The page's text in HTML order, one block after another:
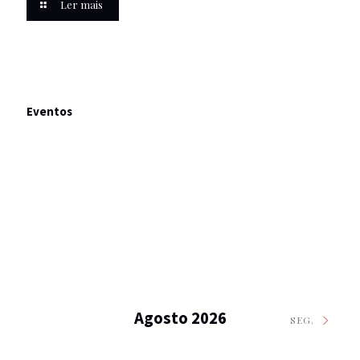
Ler mais
Eventos
Agosto 2026 SEG.